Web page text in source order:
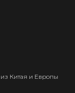
из Китая и Европы